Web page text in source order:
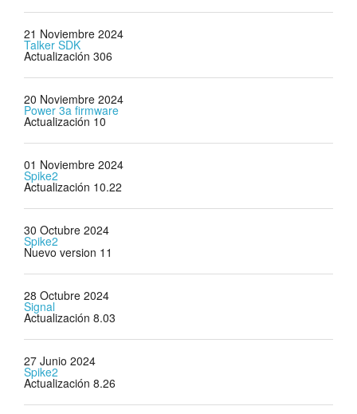
21 Noviembre 2024
Talker SDK
Actualización 306
20 Noviembre 2024
Power 3a firmware
Actualización 10
01 Noviembre 2024
Spike2
Actualización 10.22
30 Octubre 2024
Spike2
Nuevo version 11
28 Octubre 2024
Signal
Actualización 8.03
27 Junio 2024
Spike2
Actualización 8.26